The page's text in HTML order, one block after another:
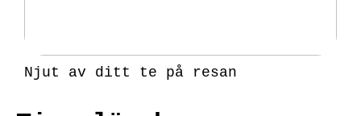
Njut av ditt te på resan